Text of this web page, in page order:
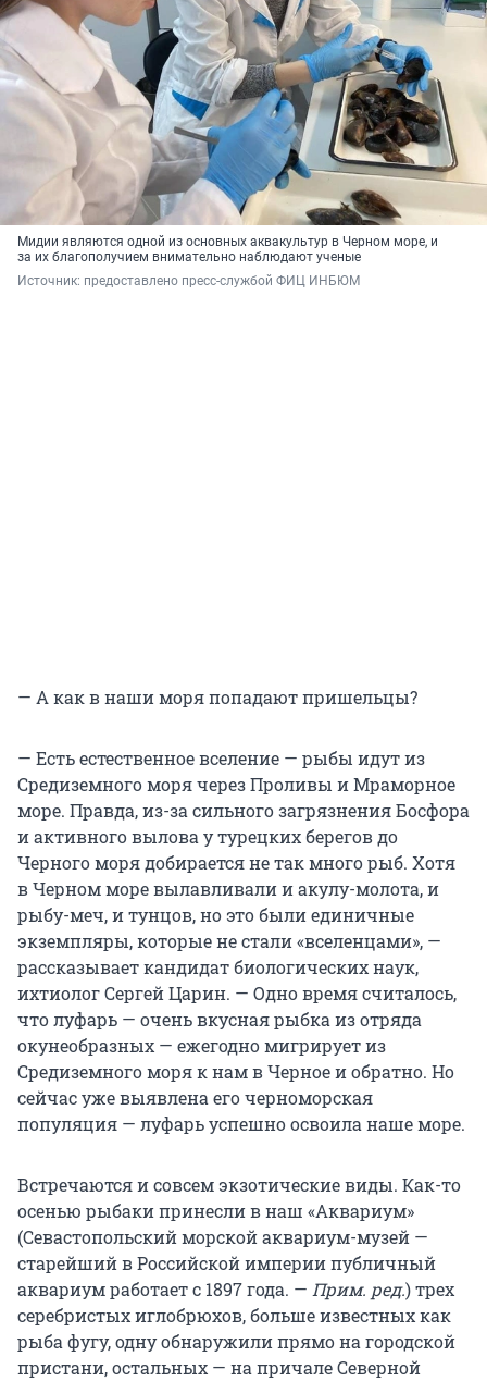
Мидии являются одной из основных аквакультур в Черном море, и
за их благополучием внимательно наблюдают ученые
Источник: предоставлено пресс-службой ФИЦ ИНБЮМ
— А как в наши моря попадают пришельцы?
— Есть естественное вселение — рыбы идут из
Средиземного моря через Проливы и Мраморное
море. Правда, из-за сильного загрязнения Босфора
и активного вылова у турецких берегов до
Черного моря добирается не так много рыб. Хотя
в Черном море вылавливали и акулу-молота, и
рыбу-меч, и тунцов, но это были единичные
экземпляры, которые не стали «вселенцами», —
рассказывает кандидат биологических наук,
ихтиолог Сергей Царин. — Одно время считалось,
что луфарь — очень вкусная рыбка из отряда
окунеобразных — ежегодно мигрирует из
Средиземного моря к нам в Черное и обратно. Но
сейчас уже выявлена его черноморская
популяция — луфарь успешно освоила наше море.
Встречаются и совсем экзотические виды. Как-то
осенью рыбаки принесли в наш «Аквариум»
(Севастопольский морской аквариум-музей —
старейший в Российской империи публичный
аквариум работает с 1897 года. — Прим. ред.) трех
серебристых иглобрюхов, больше известных как
рыба фугу, одну обнаружили прямо на городской
пристани, остальных — на причале Северной